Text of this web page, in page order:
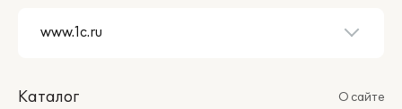
Каталог
О сайте